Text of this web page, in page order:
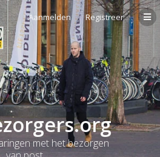
Aanmelden Registreer
met het bezorgen